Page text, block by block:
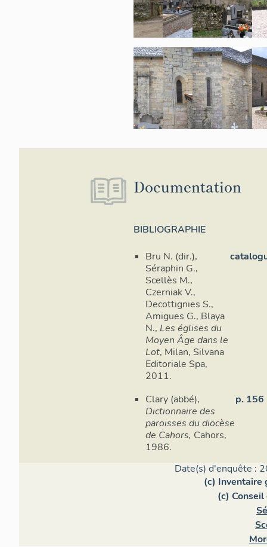
Documentation
BIBLIOGRAPHIE
Bru N. (dir.),
Séraphin G.,
Scellès M.,
Czerniak V.,
Decottignies S.,
Amigues G., Blaya
N., Les églises du
Moyen Âge dans le
Lot, Milan, Silvana
Editoriale Spa,
2011.
Clary (abbé),
Dictionnaire des
paroisses du diocèse
de Cahors, Cahors,
1986.
p. 156
Date(s) d'enquête :
(c) Inventaire
(c)